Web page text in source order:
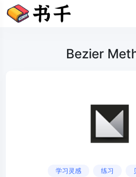
Bezier
学习灵感 练习